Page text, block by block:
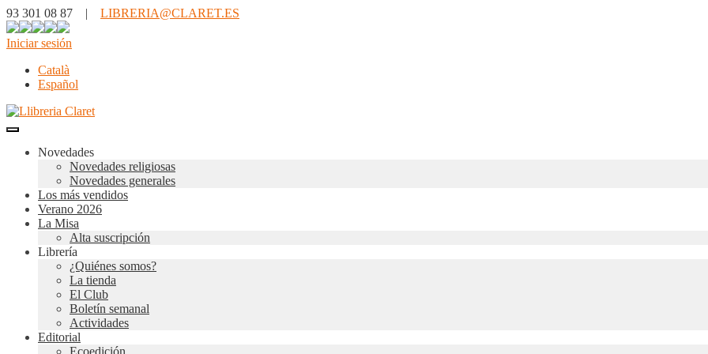
93 301 08 87 | LIBRERIA@CLARET.ES
Iniciar sesión
Català
Español
Novedades
Novedades religiosas
Novedades generales
Los más vendidos
Verano 2026
La Misa
Alta suscripción
Librería
¿Quiénes somos?
La tienda
El Club
Boletín semanal
Actividades
Editorial
Ecoedición